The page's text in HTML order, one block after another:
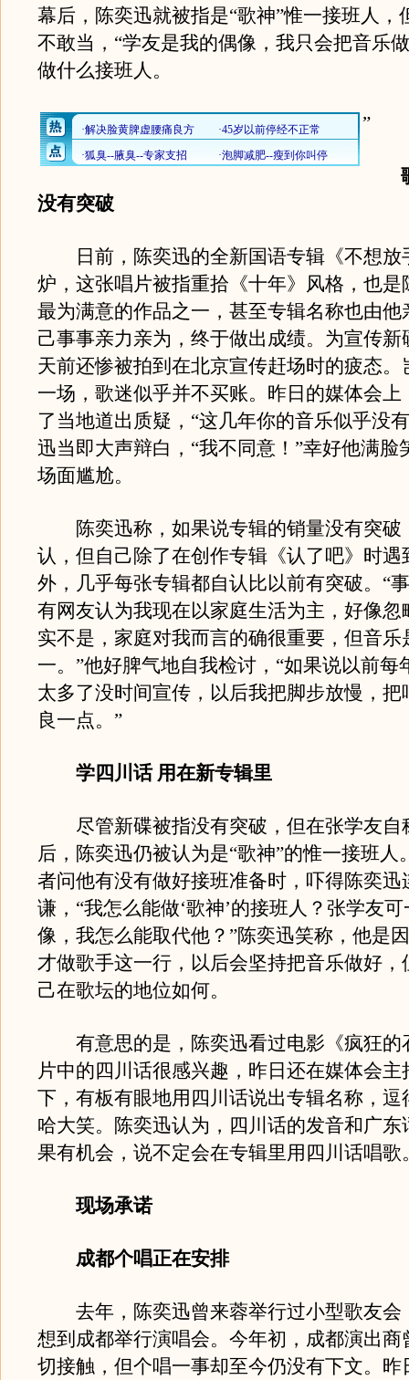
幕后，陈奕迅就被指是“歌神”惟一接班人，
不敢当，“学友是我的偶像，我只会把音乐
做什么接班人。
”
歌
没有突破
日前，陈奕迅的全新国语专辑《不想放
炉，这张唱片被指重拾《十年》风格，也是
最为满意的作品之一，甚至专辑名称也由他
己事事亲力亲为，终于做出成绩。为宣传新
天前还惨被拍到在北京宣传赶场时的疲态。
一场，歌迷似乎并不买账。昨日的媒体会上
了当地道出质疑，“这几年你的音乐似乎没
迅当即大声辩白，“我不同意！”幸好他满脸
场面尴尬。
陈奕迅称，如果说专辑的销量没有突破
认，但自己除了在创作专辑《认了吧》时遇
外，几乎每张专辑都自认比以前有突破。“
有网友认为我现在以家庭生活为主，好像忽
实不是，家庭对我而言的确很重要，但音乐
一。”他好脾气地自我检讨，“如果说以前每
太多了没时间宣传，以后我把脚步放慢，把
良一点。”
学四川话 用在新专辑里
尽管新碟被指没有突破，但在张学友自
后，陈奕迅仍被认为是“歌神”的惟一接班人
者问他有没有做好接班准备时，吓得陈奕迅
谦，“我怎么能做‘歌神’的接班人？张学友
像，我怎么能取代他？”陈奕迅笑称，他是
才做歌手这一行，以后会坚持把音乐做好，
己在歌坛的地位如何。
有意思的是，陈奕迅看过电影《疯狂的
片中的四川话很感兴趣，昨日还在媒体会主
下，有板有眼地用四川话说出专辑名称，逗
哈大笑。陈奕迅认为，四川话的发音和广东
果有机会，说不定会在专辑里用四川话唱歌
现场承诺
成都个唱正在安排
去年，陈奕迅曾来蓉举行过小型歌友会
想到成都举行演唱会。今年初，成都演出商
切接触，但个唱一事却至今仍没有下文。昨